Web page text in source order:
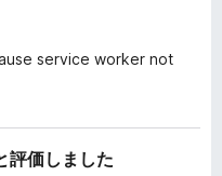
service worker not
評価しました